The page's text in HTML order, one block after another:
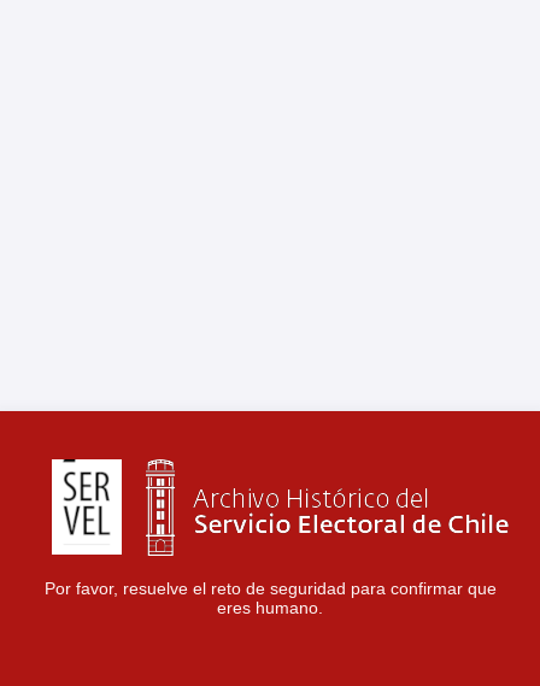
Por favor, resuelve el reto de seguridad para confirmar que
eres humano.